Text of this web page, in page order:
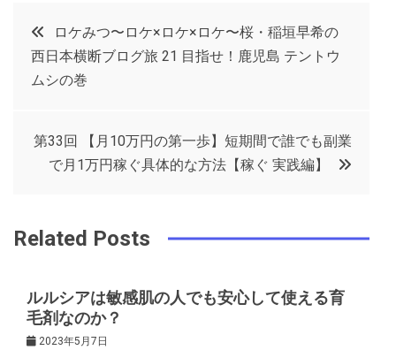
e
e
s
t
e
投
稿
シ
ロケみつ〜ロケ×ロケ×ロケ〜桜・稲垣早希の
西日本横断ブログ旅 21 目指せ！鹿児島 テントウ
ムシの巻
第33回 【月10万円の第一歩】短期間で誰でも副業
で月1万円稼ぐ具体的な方法【稼ぐ 実践編】
Related Posts
ルルシアは敏感肌の人でも安心して使える育
毛剤なのか？
2023年5月7日